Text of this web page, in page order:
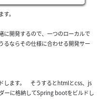
。
に開発するので、一つのローカルで
るならその仕様に合わせる開発サー
します。 そうするとhtmlとcss、js
ーに格納してSpring bootをビルドし